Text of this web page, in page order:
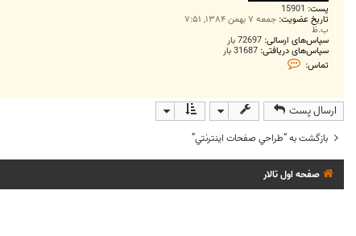
پست: 15901
تاریخ عضویت: جمعه ۷ بهمن ۱۳۸۴, ۷:۵۱
ب.ظ
سپاس‌های ارسالی: 72697 بار
سپاس‌های دریافتی: 31687 بار
تماس:
ت
M
a
h
d
4
4
ارسال پست
بازگشت به “طراحي صفحات اينترنتي”
صفحه اول تالار